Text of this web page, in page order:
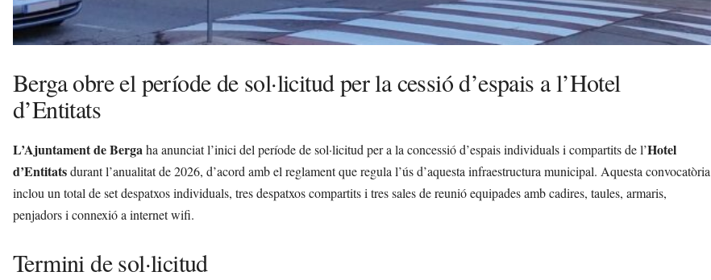
Berga obre el període de sol·licitud per la cessió d’espais a l’Hotel
d’Entitats
L’Ajuntament de Bergaha anunciat l’inici del període de sol·licitud per a la concessió d’espais individuals i compartits de l’Hotel
d’Entitatsdurant l’anualitat de 2026, d’acord amb el reglament que regula l’ús d’aquesta infraestructura municipal. Aquesta convocatòria
inclou un total de set despatxos individuals, tres despatxos compartits i tres sales de reunió equipades amb cadires, taules, armaris,
penjadors i connexió a internet wifi.
Termini de sol·licitud